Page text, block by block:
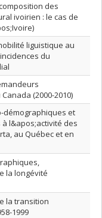
des
ivoirien : le cas de
liguistique au
du
(2000-2010)
démographiques et
l&apos;activité des
au Québec et en
la longévité
la transition
1999